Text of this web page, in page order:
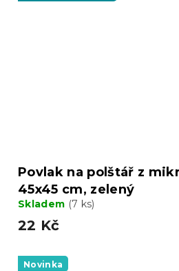
Povlak na polštář z
45x45 cm, zelený
Skladem (7 ks)
22 Kč
Novinka